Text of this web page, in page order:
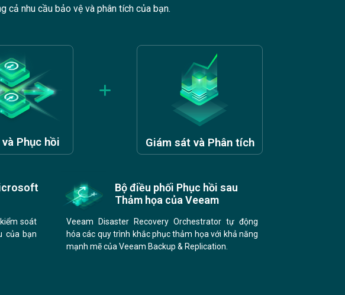
cả nhu cầu bảo vệ và phân tích của bạn.
Phục hồi Giám sát và Phân tích
soát
của bạn
Bộ điều phối Phục hồi sau
Thảm họa của Veeam
Veeam Disaster Recovery Orchestrator tự động
hóa các quy trình khắc phục thảm họa với khả năng
mạnh mẽ của Veeam Backup & Replication.